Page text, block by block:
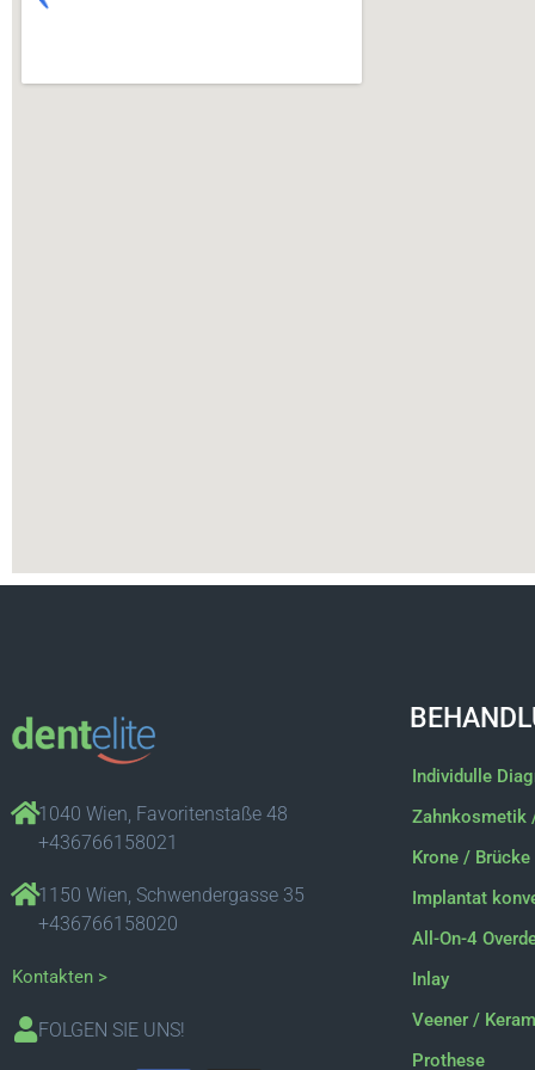
1040 Wien, Favoritenstaße 48
+436766158021
1150 Wien, Schwendergasse 35
+436766158020
Kontakten >
FOLGEN SIE UNS!
Individulle
Zahnkosmetik
Krone / Brücke
Implantat
All-On-4
Inlay
Veener /
Prothese